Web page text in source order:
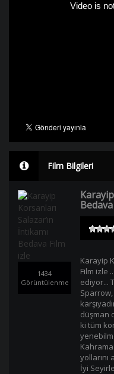
Film Bilgileri
1434
Görüntülenme
Karayip
Film izle
ediyor...
düşman
ki tüm
İyi